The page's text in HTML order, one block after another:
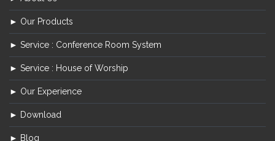
► Our Products
► Service : Conference Room System
► Service : House of Worship
► Our Experience
► Download
► Blog